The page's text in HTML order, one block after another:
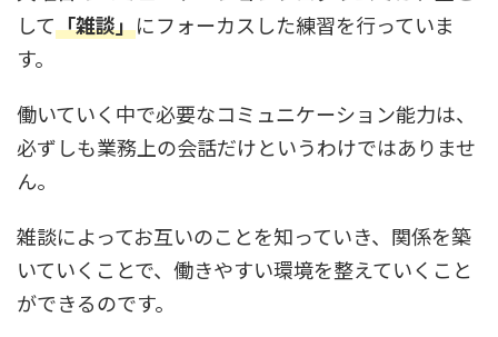
して「雑談」にフォーカスした練習を行っていま
す。
働いていく中で必要なコミュニケーション能力は、
必ずしも業務上の会話だけというわけではありませ
ん。
雑談によってお互いのことを知っていき、関係を築
いていくことで、働きやすい環境を整えていくこと
ができるのです。